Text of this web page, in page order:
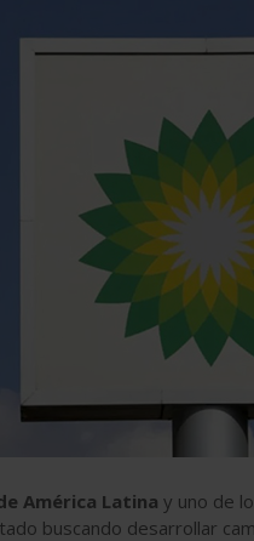
América Latina y uno de
buscando desarrollar